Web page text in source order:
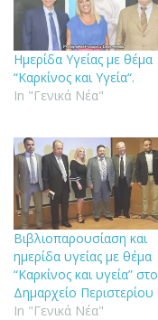
Ημερίδα Υγείας με θέμα
“Καρκίνος και Υγεία“.
In "Γενικά Νέα"
Βιβλιοπαρουσίαση και
ημερίδα υγείας με θέμα
“Καρκίνος και υγεία” στο
Δημαρχείο Περιστερίου
In "Γενικά Νέα"